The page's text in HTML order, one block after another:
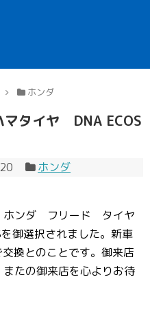
ホンダ
タイヤ DNA ECOS
ホンダ
ホンダ フリード タイヤ
御選択されました。新車
換とのことです。御来店
たの御来店を心よりお待